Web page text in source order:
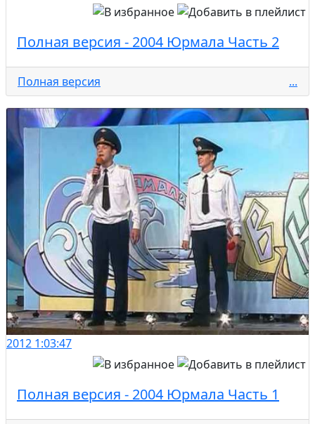
Полная версия - 2004 Юрмала Часть 2
Полная версия ...
2012 1:03:47
Полная версия - 2004 Юрмала Часть 1